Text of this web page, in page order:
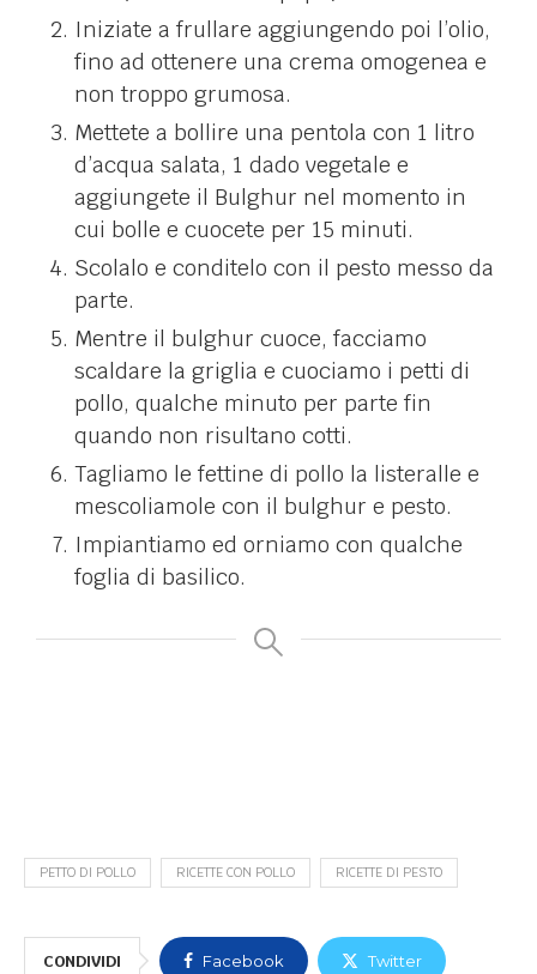
Iniziate a frullare aggiungendo poi l’olio,
fino ad ottenere una crema omogenea e
non troppo grumosa.
Mettete a bollire una pentola con 1 litro
d’acqua salata, 1 dado vegetale e
aggiungete il Bulghur nel momento in
cui bolle e cuocete per 15 minuti.
Scolalo e conditelo con il pesto messo da
parte.
Mentre il bulghur cuoce, facciamo
scaldare la griglia e cuociamo i petti di
pollo, qualche minuto per parte fin
quando non risultano cotti.
Tagliamo le fettine di pollo la listeralle e
mescoliamole con il bulghur e pesto.
Impiantiamo ed orniamo con qualche
foglia di basilico.
PETTO DI POLLO RICETTE CON POLLO RICETTE DI PESTO
CONDIVIDI Facebook Twitter